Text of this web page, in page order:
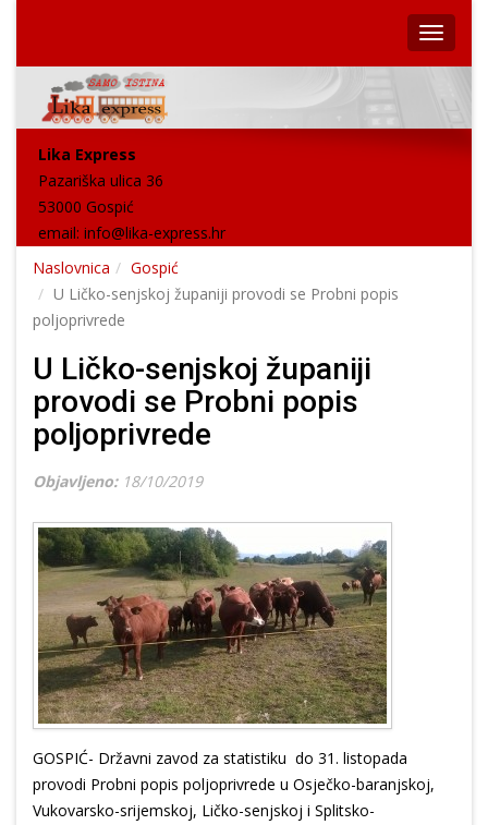
Lika Express
Pazariška ulica 36
53000 Gospić
email: info@lika-express.hr
Naslovnica
Gospić
U Ličko-senjskoj županiji provodi se Probni popis
poljoprivrede
U Ličko-senjskoj županiji
provodi se Probni popis
poljoprivrede
Objavljeno: 18/10/2019
GOSPIĆ- Državni zavod za statistiku do 31. listopada
provodi Probni popis poljoprivrede u Osječko-baranjskoj,
Vukovarsko-srijemskoj, Ličko-senjskoj i Splitsko-